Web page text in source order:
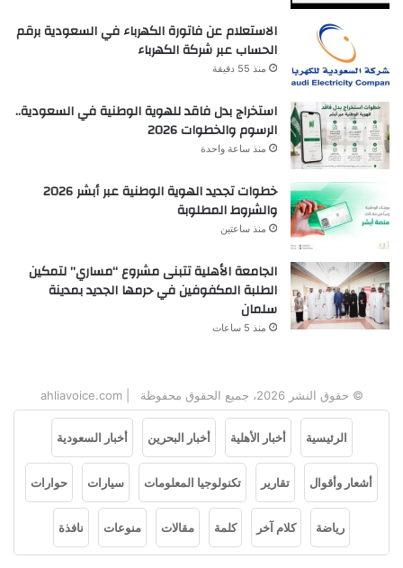
الاستعلام عن فاتورة الكهرباء في السعودية برقم
الحساب عبر شركة الكهرباء
منذ 55 دقيقة
استخراج بدل فاقد للهوية الوطنية في السعودية..
الرسوم والخطوات 2026
منذ ساعة واحدة
خطوات تجديد الهوية الوطنية عبر أبشر 2026
والشروط المطلوبة
منذ ساعتين
الجامعة الأهلية تتبنى مشروع “مساري” لتمكين
الطلبة المكفوفين في حرمها الجديد بمدينة
سلمان
منذ 5 ساعات
© حقوق النشر 2026، جميع الحقوق محفوظة | ahliavoice.com
الرئيسية أخبار الأهلية أخبار البحرين أخبار السعودية
أشعار وأقوال تقارير تكنولوجيا المعلومات سيارات حوارات
رياضة كلام آخر كلمة مقالات منوعات نافذة